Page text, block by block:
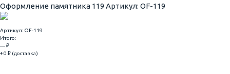
Оформление памятника 119 Артикул: OF-119
Артикул: OF-119
Итого:
— ₽
+ 0 ₽ (доставка)